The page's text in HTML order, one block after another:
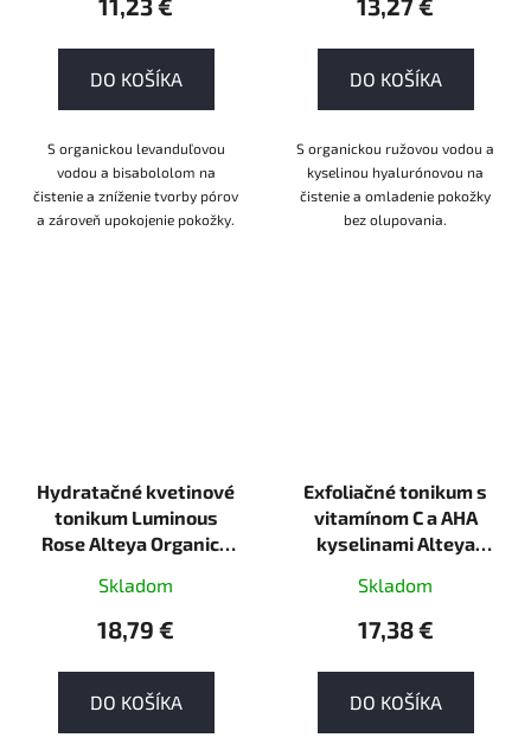
11,23 €
DO KOŠÍKA
S organickou levanduľovou
vodou a bisabololom na
čistenie a zníženie tvorby pórov
a zároveň upokojenie pokožky.
13,27 €
DO KOŠÍKA
S organickou ružovou vodou a
kyselinou hyalurónovou na
čistenie a omladenie pokožky
bez olupovania.
Hydratačné kvetinové
tonikum Luminous
Rose Alteya Organics
Skladom
18,79 €
DO KOŠÍKA
Exfoliačné tonikum s
vitamínom C a AHA
kyselinami Alteya
Skladom
17,38 €
DO KOŠÍKA